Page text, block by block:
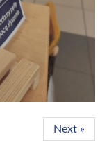
Next »